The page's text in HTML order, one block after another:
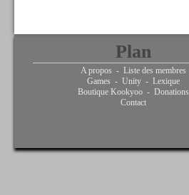
Plan
A propos - Liste des membres
Games - Unity - Lexique
Boutique Kookyoo - Donations
Contact